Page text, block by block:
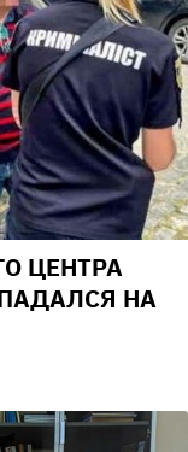
ЦЕНТРА
НА